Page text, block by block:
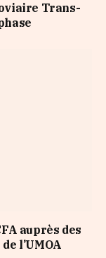
Trans-
auprès des
l’UMOA